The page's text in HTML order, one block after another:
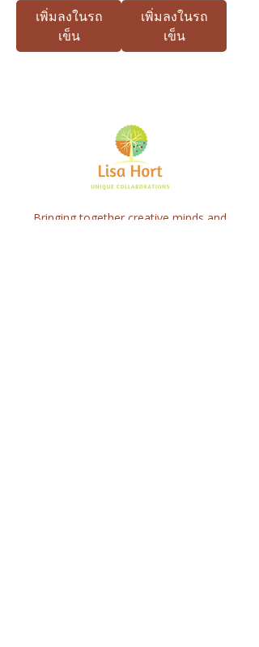
เพิ่มลงในรถ
เข็น
เพิ่มลงในรถ
เข็น
Bringing together creative minds and